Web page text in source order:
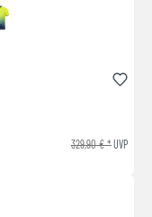
329,90 € *UVP